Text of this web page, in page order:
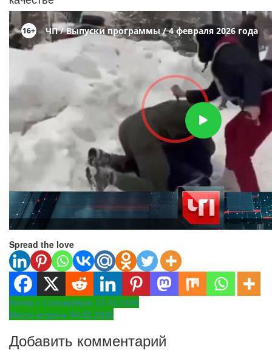
Spread the love
Навигация
по
Вечер с Соловьевым 03.02.2026
Место встречи 04.02.2026
Добавить комментарий